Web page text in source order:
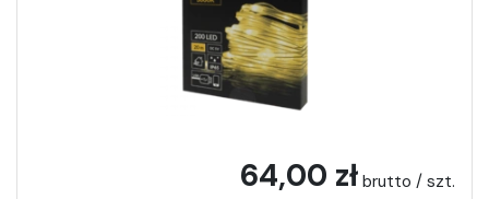
64,00 zł brutto / szt.